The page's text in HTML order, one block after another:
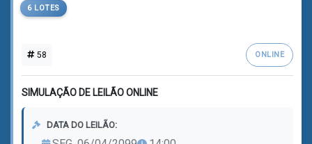
6 LOTES
58 ONLINE
SIMULAÇÃO DE LEILÃO ONLINE
DATA DO LEILÃO: